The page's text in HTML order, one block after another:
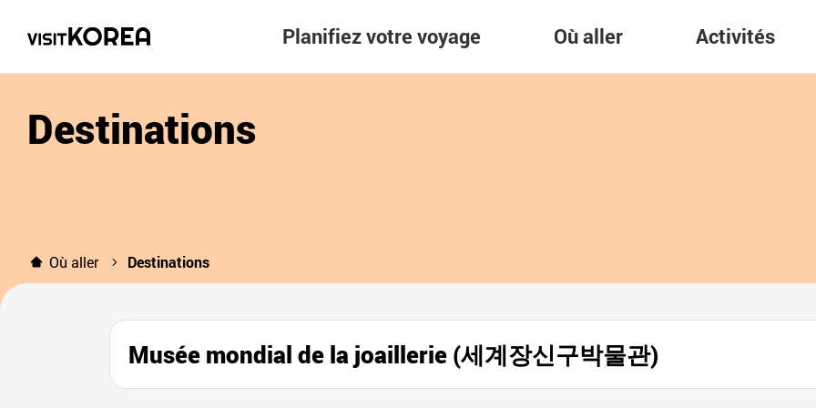
Planifiez votre voyage Où aller Activités
Destinations
Où aller Destinations
Musée mondial de la joaillerie (세계장신구박물관)